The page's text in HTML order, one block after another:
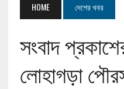
HOME দেশের খবর
সংবাদ
লোহাগড়া